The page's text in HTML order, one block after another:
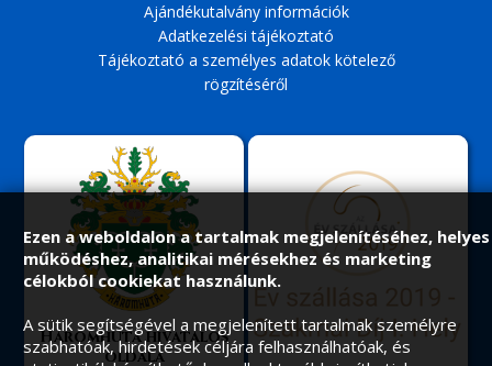
Ajándékutalvány információk
Adatkezelési tájékoztató
Tájékoztató a személyes adatok kötelező
rögzítéséről
Háromhuta hivatalos
oldala
Ezen a weboldalon a tartalmak megjelenítéséhez, helyes
működéshez, analitikai mérésekhez és marketing
célokból cookiekat használunk.
A sütik segítségével a megjelenített tartalmak személyre
szabhatóak, hirdetések céljára felhasználhatóak, és